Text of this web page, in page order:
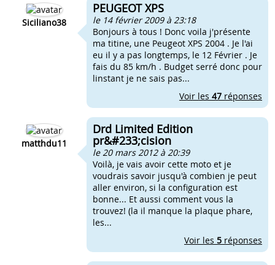
Siciliano38
PEUGEOT XPS
le 14 février 2009 à 23:18
Bonjours à tous ! Donc voila j'présente
ma titine, une Peugeot XPS 2004 . Je l'ai
eu il y a pas longtemps, le 12 Février . Je
fais du 85 km/h . Budget serré donc pour
linstant je ne sais pas...
Voir les 47 réponses
matthdu11
Drd Limited Edition
pr&#233;cision
le 20 mars 2012 à 20:39
Voilà, je vais avoir cette moto et je
voudrais savoir jusqu'à combien je peut
aller environ, si la configuration est
bonne... Et aussi comment vous la
trouvez! (la il manque la plaque phare,
les...
Voir les 5 réponses